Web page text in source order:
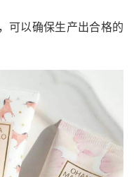
以确保生产出合格的